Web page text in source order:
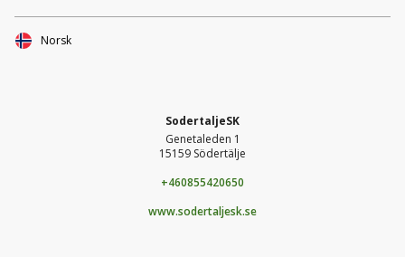
SodertaljeSK
Genetaleden 1
15159 Södertälje
+460855420650
www.sodertaljesk.se
Norsk